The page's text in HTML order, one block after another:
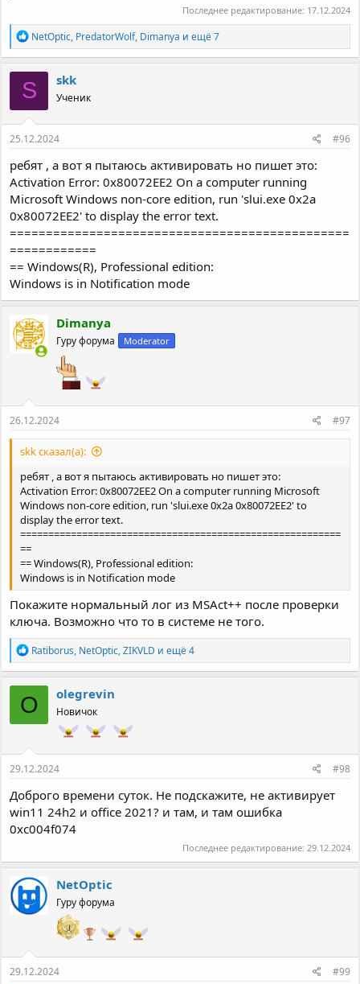
Последнее редактирование: 17.12.2024
Р
е
а
к
ц
и
и
:
NetOptic, PredatorWolf, Dimanya и ещё 7
S skk
Ученик
25.12.2024 #96
ребят , а вот я пытаюсь активировать но пишет это:
Activation Error: 0x80072EE2 On a computer running
Microsoft Windows non-core edition, run 'slui.exe 0x2a
0x80072EE2' to display the error text.
===============================================
============
== Windows(R), Professional edition:
Windows is in Notification mode
Dimanya
Гуру форума Moderator
26.12.2024 #97
skk сказал(а):
ребят , а вот я пытаюсь активировать но пишет это:
Activation Error: 0x80072EE2 On a computer running Microsoft
Windows non-core edition, run 'slui.exe 0x2a 0x80072EE2' to
display the error text.
=========================================================
==
== Windows(R), Professional edition:
Windows is in Notification mode
Покажите нормальный лог из MSAct++ после проверки
ключа. Возможно что то в системе не того.
Р
е
а
к
ц
и
и
Ratiborus, NetOptic,ZIKVLD и ещё 4
O olegrevin
Новичок
29.12.2024 #98
Доброго времени суток. Не подскажите, не активирует
win11 24h2 и office 2021? и там, и там ошибка
0xc004f074
Последнее редактирование: 29.12.2024
NetOptic
Гуру форума
29.12.2024 #99